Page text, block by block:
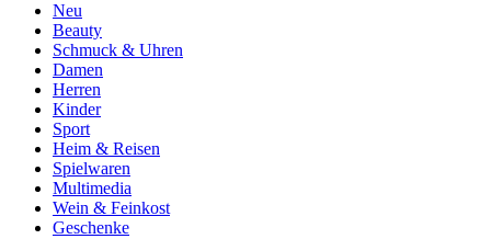
Neu
Beauty
Schmuck & Uhren
Damen
Herren
Kinder
Sport
Heim & Reisen
Spielwaren
Multimedia
Wein & Feinkost
Geschenke